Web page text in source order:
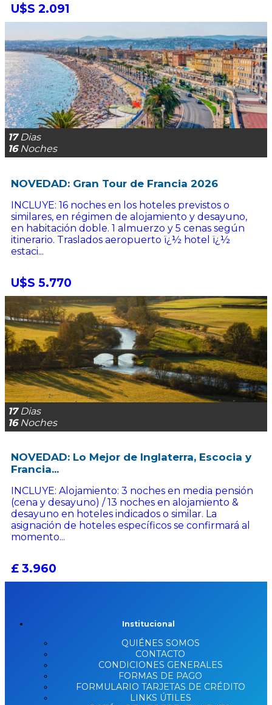
U$S 2.091
17Dias
16Noches
NOVEDAD: Gran Tour de Francia 2026
INCLUYE: 16 noches en los hoteles previstos o
similares, en régimen de alojamiento y desayuno,
en habitación doble. 1 almuerzo y 5 cenas según
itinerario. Traslados aeropuerto ï¿½ hotel ï¿½
estaci...
U$S 5.770
17Dias
16Noches
NOVEDAD: Lo Mejor de Inglaterra, Escocia y
Francia...
INCLUYE: Alojamiento: 3 noches en media pensión
(cena y desayuno) / 13 noches en alojamiento &
desayuno en hoteles indicados o similar. La
asignación de hoteles específicos se confirmará al
momento...
£ 3.960
Institucional
QUIÉNES SOMOS
CONTACTO
CONDICIONES GENERALES
FORMAS DE PAGO
FORMULARIO TARJETAS DE CRÉDITO
LINKS ÚTILES